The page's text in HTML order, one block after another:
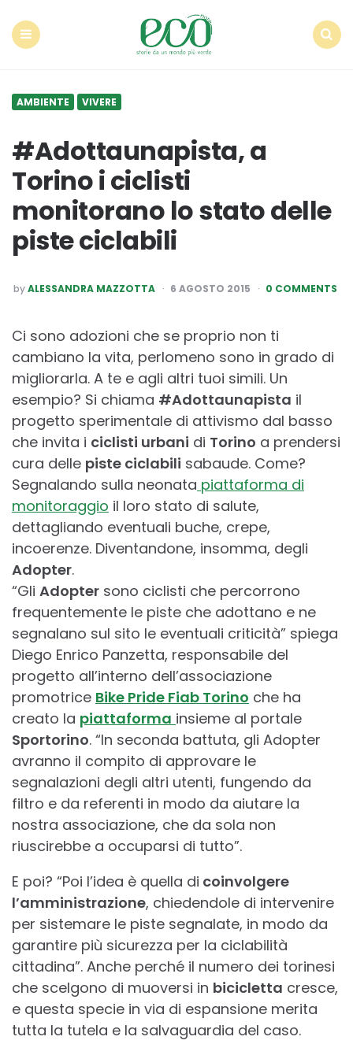
AMBIENTE VIVERE
#Adottaunapista, a
Torino i ciclisti
monitorano lo stato delle
piste ciclabili
POSTED
BY
byALESSANDRA MAZZOTTA 6 AGOSTO 2015 0 COMMENTS
Ci sono adozioni che se proprio non ti
cambiano la vita, perlomeno sono in grado di
migliorarla. A te e agli altri tuoi simili. Un
esempio? Si chiama #Adottaunapista il
progetto sperimentale di attivismo dal basso
che invita i ciclisti urbani di Torino a prendersi
cura delle piste ciclabili sabaude. Come?
Segnalando sulla neonata piattaforma di
monitoraggio il loro stato di salute,
dettagliando eventuali buche, crepe,
incoerenze. Diventandone, insomma, degli
Adopter.
“Gli Adopter sono ciclisti che percorrono
frequentemente le piste che adottano e ne
segnalano sul sito le eventuali criticità” spiega
Diego Enrico Panzetta, responsabile del
progetto all’interno dell’associazione
promotrice Bike Pride Fiab Torino che ha
creato la piattaforma insieme al portale
Sportorino. “In seconda battuta, gli Adopter
avranno il compito di approvare le
segnalazioni degli altri utenti, fungendo da
filtro e da referenti in modo da aiutare la
nostra associazione, che da sola non
riuscirebbe a occuparsi di tutto”.
E poi? “Poi l’idea è quella di coinvolgere
l’amministrazione, chiedendole di intervenire
per sistemare le piste segnalate, in modo da
garantire più sicurezza per la ciclabilità
cittadina”. Anche perché il numero dei torinesi
che scelgono di muoversi in bicicletta cresce,
e questa specie in via di espansione merita
tutta la tutela e la salvaguardia del caso.